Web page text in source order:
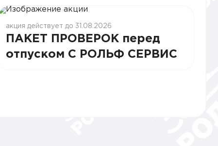
акция действует до 31.08.2026
ПАКЕТ ПРОВЕРОК перед
отпуском С РОЛЬФ СЕРВИС